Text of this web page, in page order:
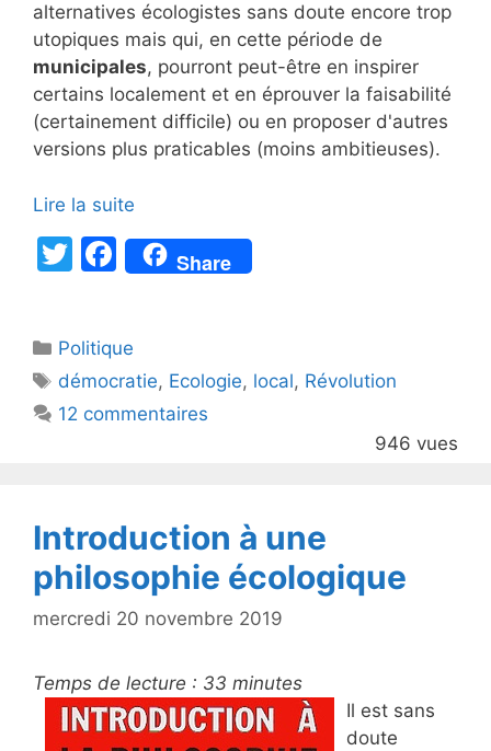
alternatives écologistes sans doute encore trop
utopiques mais qui, en cette période de
municipales, pourront peut-être en inspirer
certains localement et en éprouver la faisabilité
(certainement difficile) ou en proposer d'autres
versions plus praticables (moins ambitieuses).
Lire la suite
T
er
F
a
e
b
o
Share
Catégories
Politique
Étiquettes
démocratie, Ecologie, local, Révolution
12 commentaires
946 vues
Introduction à une
philosophie écologique
mercredi 20 novembre 2019
Temps de lecture : 33 minutes
Il est sans
doute